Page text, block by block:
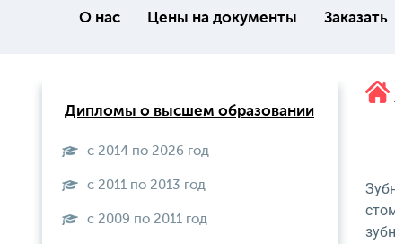
О нас Цены на документы Заказать
Дипломы о высшем образовании
с 2014 по 2026 год
с 2011 по 2013 год
с 2009 по 2011 год